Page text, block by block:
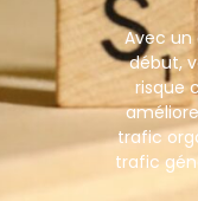
Avec
début,
risque
trafic
trafic